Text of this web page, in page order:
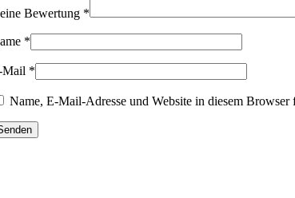
Bewertung *
*
Mail *
Name, E-Mail-Adresse und Website in diesem Browser